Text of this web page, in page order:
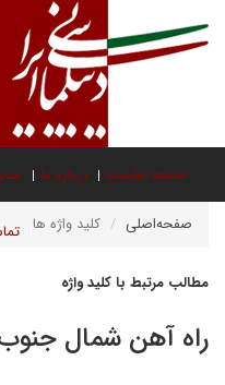
صفحه نخست درباره ما
صفحه‌اصلی کلید واژه ها
مطالب مرتبط با کلید واژه
راه آهن شمال